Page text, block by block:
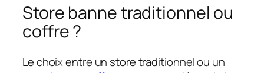
Store banne traditionnel ou
coffre ?
Le choix entre un store traditionnel ou un